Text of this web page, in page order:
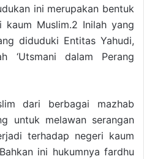
ini merupakan bentuk
kaum Muslim.2 Inilah yang
diduduki Entitas Yahudi,
‘Utsmani dalam Perang
dari berbagai mazhab
untuk melawan serangan
terhadap negeri kaum
ini hukumnya fardhu